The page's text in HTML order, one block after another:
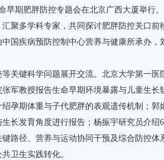
早期肥胖防控专题会在北京广西大厦举行
聚多学科专家，共同探讨肥胖防控关口
国疾病预防控制中心营养与健康所承办，
关键科学问题展开交流。北京大学第一
军教授报告生命早期环境暴露与儿童生长
孕期体重与子代肥胖的表观遗传机制；郭
长发育角度进行报告；杨振宇研究员介绍
路径、营养与运动协同干预及综合防控体
卫生实践转化。